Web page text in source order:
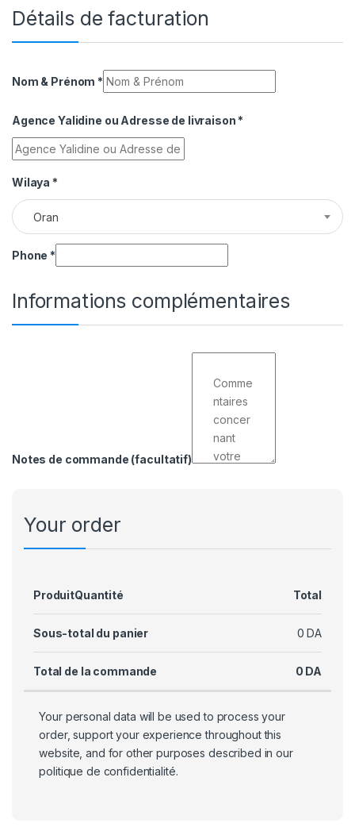
Détails de facturation
Nom & Prénom *
Agence Yalidine ou Adresse de livraison *
Wilaya *
Oran
Phone *
Informations complémentaires
Notes de commande (facultatif)
Your order
ProduitQuantité Total
Sous-total du panier 0 DA
Total de la commande 0 DA
Your personal data will be used to process your
order, support your experience throughout this
website, and for other purposes described in our
politique de confidentialité.